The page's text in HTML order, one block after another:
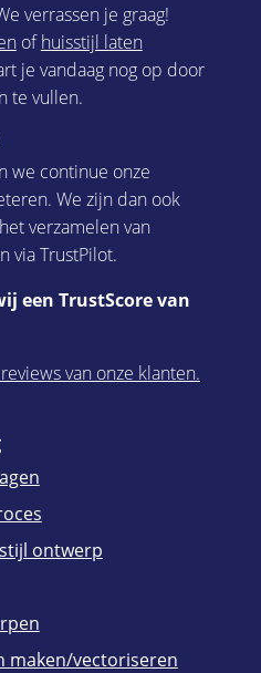
verrassen je graag!
ofhuisstijl laten
je vandaag nog op door
te vullen.
we continue onze
We zijn dan ook
verzamelen van
via TrustPilot.
een TrustScore van
van onze klanten.
ontwerp
maken/vectoriseren